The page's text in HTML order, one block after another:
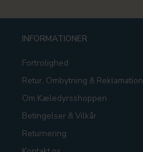
INFORMATIONER
Fortrolighed
Retur, Ombytning & Reklamation
Om Kæledyrsshoppen
Betingelser & Vilkår
Returnering